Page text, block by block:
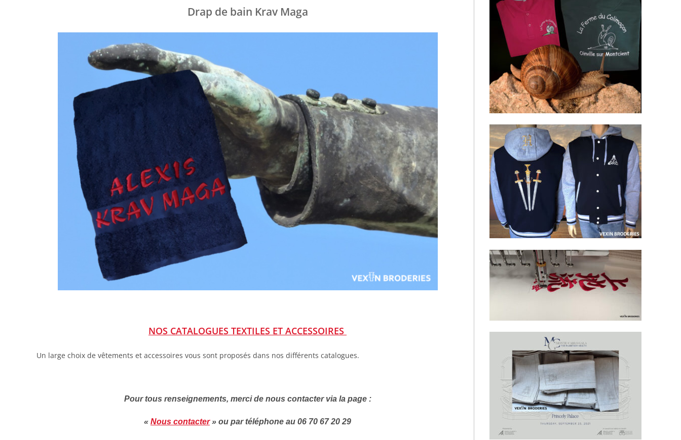
Drap de bain Krav Maga
NOS CATALOGUES TEXTILES ET ACCESSOIRES
Un large choix de vêtements et accessoires vous sont proposés dans nos différents catalogues.
Pour tous renseignements, merci de nous contacter via la page :
« Nous contacter» ou par téléphone au 06 70 67 20 29